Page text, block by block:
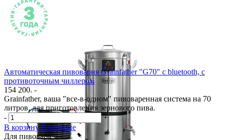
Автоматическая пивоварня Grainfather "G70" с bluetooth, с
противоточным чиллером
154 200. -
Grainfather, ваша "все-в-одном" пивоваренная система на 70
литров, для приготовления зернового пива.
-
+
В корзину В корзине
Для пивовара